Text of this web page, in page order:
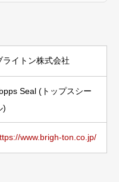
ライトン株式会社
Seal (トップスシー
)
www.brigh-ton.co.jp/